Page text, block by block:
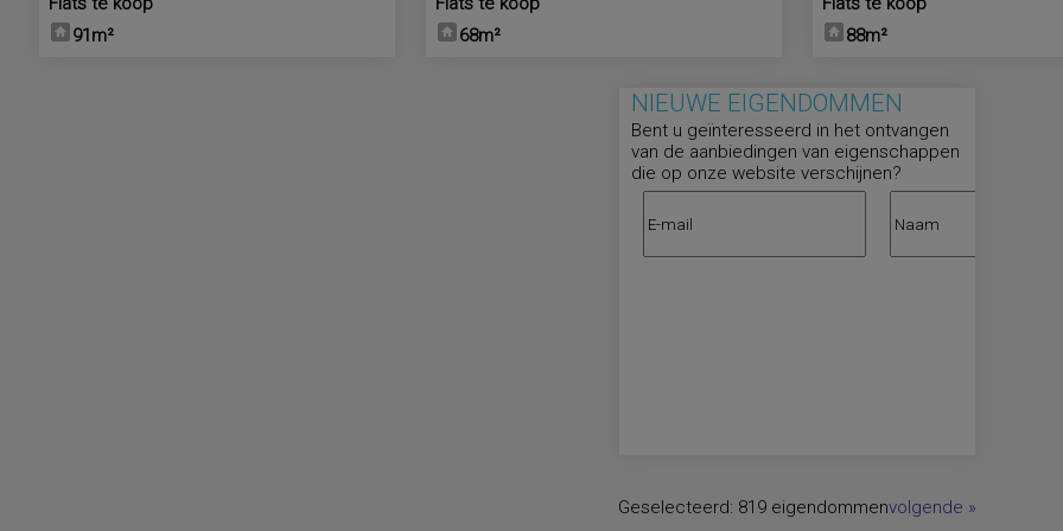
91m²
68m²
88m²
NIEUWE EIGENDOMMEN
Bent u geïnteresseerd in het ontvangen
van de aanbiedingen van eigenschappen
die op onze website verschijnen?
Geselecteerd: 819 eigendommenvolgende »